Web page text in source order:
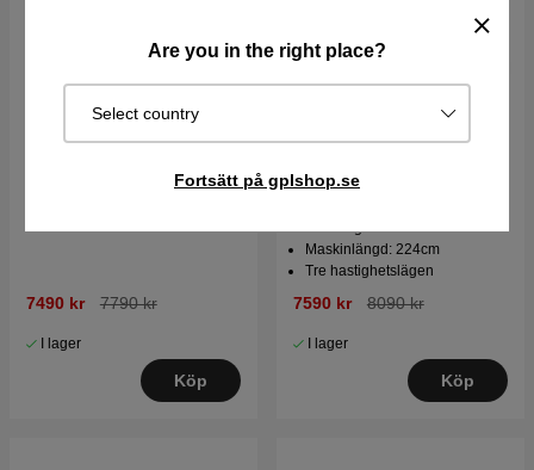
Are you in the right place?
Select country
Fortsätt på gplshop.se
Husqvarna 522iHDR60
7490 kr 7790 kr
I lager
Köp
Husqvarna 525iHE3
Knivlängd: 60cm
Maskinlängd: 224cm
Tre hastighetslägen
7590 kr 8090 kr
I lager
Köp